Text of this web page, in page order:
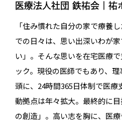
医療法人社団 鉄祐会｜祐
「住み慣れた自分の家で療養
での日々は、思い出深いわが
い」。そんな思いを在宅医療
ック。現役の医師でもあり、
頭に、24時間365日体制で医療
動拠点は年々拡大。最終的に
の創造」。高い志を胸に、医